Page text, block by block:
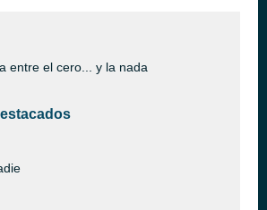
entre el cero... y la nada